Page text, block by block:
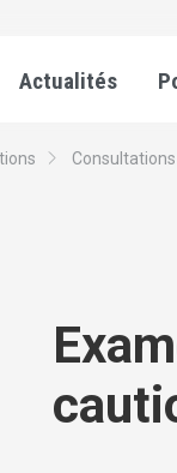
Actualités
Consultations